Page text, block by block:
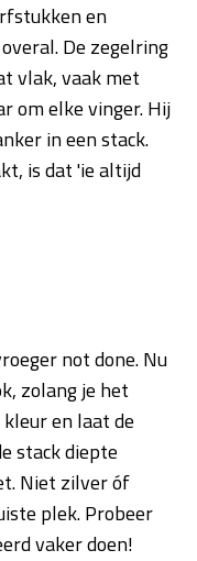
en
De zegelring
vlak, vaak met
om elke vinger. Hij
in een stack.
is dat 'ie altijd
not done. Nu
zolang je het
en laat de
stack diepte
Niet zilver óf
plek. Probeer
vaker doen!